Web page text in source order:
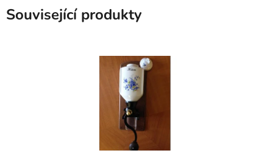
Související produkty